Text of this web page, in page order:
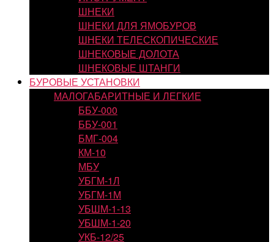
ШНЕКИ
ШНЕКИ ДЛЯ ЯМОБУРОВ
ШНЕКИ ТЕЛЕСКОПИЧЕСКИЕ
ШНЕКОВЫЕ ДОЛОТА
ШНЕКОВЫЕ ШТАНГИ
БУРОВЫЕ УСТАНОВКИ
МАЛОГАБАРИТНЫЕ И ЛЕГКИЕ
ББУ-000
ББУ-001
БМГ-004
КМ-10
МБУ
УБГМ-1Л
УБГМ-1М
УБШМ-1-13
УБШМ-1-20
УКБ-12/25